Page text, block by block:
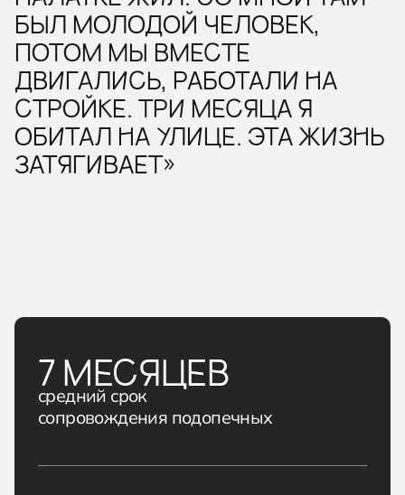
БЫЛ МОЛОДОЙ ЧЕЛОВЕК,
ПОТОМ МЫ ВМЕСТЕ
ДВИГАЛИСЬ, РАБОТАЛИ НА
СТРОЙКЕ. ТРИ МЕСЯЦА Я
ОБИТАЛ НА УЛИЦЕ. ЭТА ЖИЗНЬ
ЗАТЯГИВАЕТ»
7 МЕСЯЦЕВ
средний срок
сопровождения подопечных